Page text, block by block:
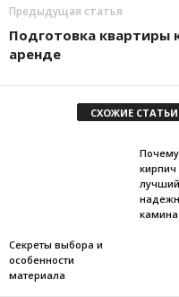
Предыдущая статья
Подготовка квартиры
аренде
СХОЖИЕ СТАТЬИ
Секреты выбора и
особенности
материала
камина